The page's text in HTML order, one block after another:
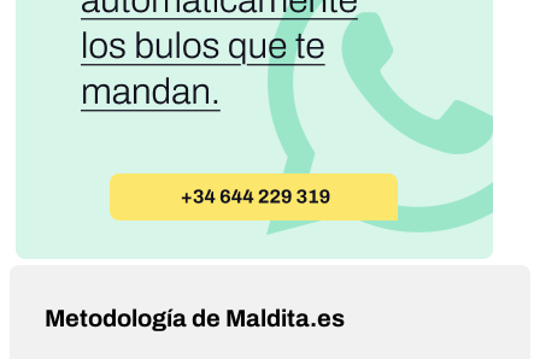
Metodología de Maldita.es